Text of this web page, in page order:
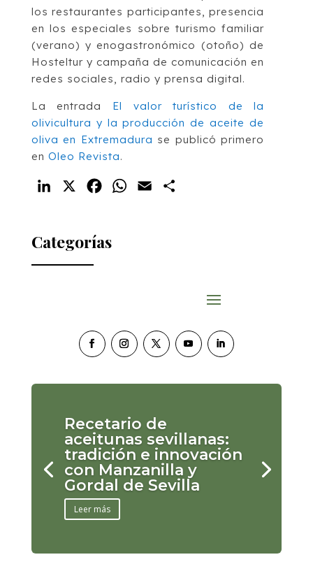
los restaurantes participantes, presencia
en los especiales sobre turismo familiar
(verano) y enogastronómico (otoño) de
Hosteltur y campaña de comunicación en
redes sociales, radio y prensa digital.
La entrada El valor turístico de la
olivicultura y la producción de aceite de
oliva en Extremadura se publicó primero
en Oleo Revista.
LinkedIn FacebookWhatsApp
Email
Categorías
Recetario de
aceitunas sevillanas:
tradición e innovación
con Manzanilla y
Gordal de Sevilla
Leer más